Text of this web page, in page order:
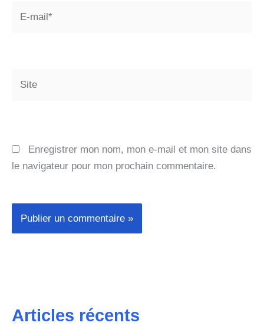
Enregistrer mon nom, mon e-mail et mon site dans
le navigateur pour mon prochain commentaire.
Articles récents